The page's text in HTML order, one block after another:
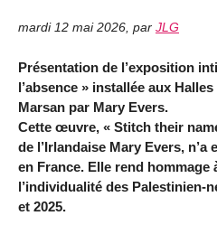
mardi 12 mai 2026, par JLG
Présentation de l’exposition
l’absence » installée aux
Marsan par Mary Evers.
Cette œuvre, « Stitch their
de l’Irlandaise Mary Evers,
en France. Elle rend hommage
l’individualité des Palestinien-
et 2025.